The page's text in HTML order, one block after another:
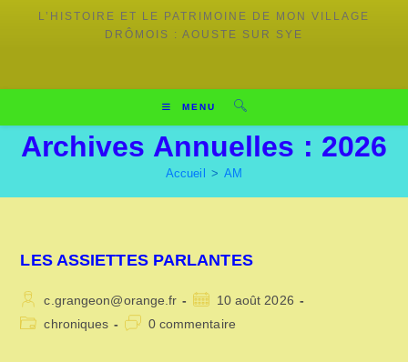
L’HISTOIRE ET LE PATRIMOINE DE MON VILLAGE
DRÔMOIS : AOUSTE SUR SYE
MENU
Archives Annuelles : 2026
Accueil > AM
LES ASSIETTES PARLANTES
Auteur/autrice
de
c.grangeon@orange.fr
Publication
publiée :
10 août 2026
Postchroniques
Commentaires
0 commentaire